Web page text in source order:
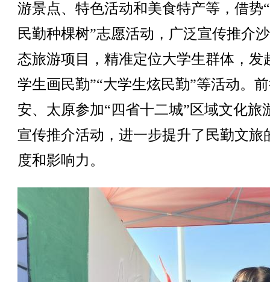
游景点、特色活动和美食特产等，借势
民勤种棵树”志愿活动，广泛宣传推介
态旅游项目，精准定位大学生群体，发
学生画民勤”“大学生炫民勤”等活动。
安、太原参加“四省十二城”区域文化旅
宣传推介活动，进一步提升了民勤文旅
度和影响力。